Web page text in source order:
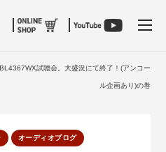
試聴会。大盛況にて終了！(アンコー
ル企画あり)の巻
オーディオブログ